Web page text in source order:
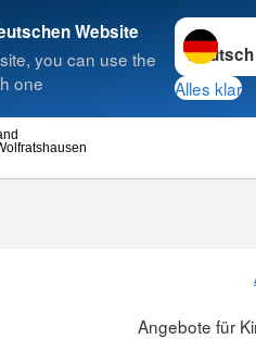
Website
you can use the
one
Sprache
Alles klar
Suche
Angebote für